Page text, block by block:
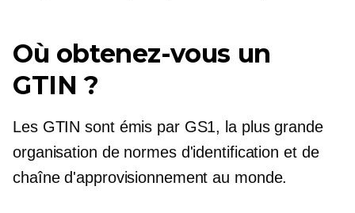
Où obtenez-vous un
GTIN ?
Les GTIN sont émis par GS1, la plus grande
organisation de normes d'identification et de
chaîne d'approvisionnement au monde.